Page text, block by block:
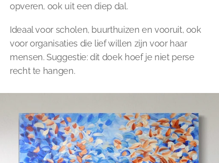
opveren, ook uit een diep dal.
Ideaal voor scholen, buurthuizen en vooruit, ook
voor organisaties die lief willen zijn voor haar
mensen. Suggestie: dit doek hoef je niet perse
recht te hangen.